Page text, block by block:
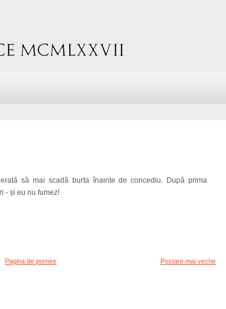
să mai scadă burta înainte de concediu. După prima
- și eu nu fumez!
Postare mai veche
Pagina de pornire